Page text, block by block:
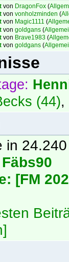
von DragonFox (
vonvonholzminden (
von Magic1111 (
vongoldgans (
von Brave1983 (
vongoldgans (
(44),
Fäbs90
[FM